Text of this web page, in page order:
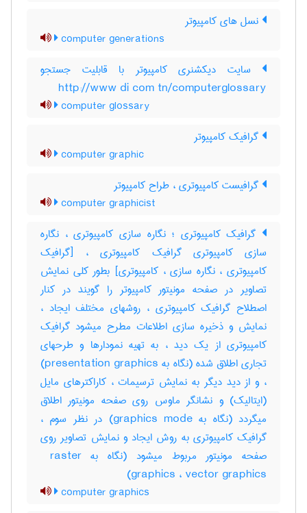
نسل های کامپیوتر
computer generations
سایت دیکشنری کامپیوتر با قابلیت جستجو
http://www di com tn/computerglossary
computer glossary
گرافیک کامپیوتر
computer graphic
گرافیست کامپیوتری ، طراح کامپیوتر
computer graphicist
گرافیک کامپیوتری ؛ نگاره سازی کامپیوتری ، نگاره
سازی کامپیوتری گرافیک کامپیوتری ، [گرافیک
کامپیوتری ، نگاره سازی ، کامپیوتری] بطور کلی نمایش
تصاویر در صفحه مونیتور کامپیوتر را گویند در کنار
اصطلاح گرافیک کامپیوتری ، روشهای مختلف ایجاد ،
نمایش و ذخیره سازی اطلاعات مطرح میشود گرافیک
کامپیوتری از یک دید ، به تهیه نمودارها و طرحهای
تجاری اطلاق شده (نگاه به ‎presentation graphics)
، و از دید دیگر به نمایش ترسیمات ، کاراکترهای مایل
(ایتالیک) و نشانگر ماوس روی صفحه مونیتور اطلاق
میگردد (نگاه به ‎graphics mode) در نظر سوم ،
گرافیک کامپیوتری به روش ایجاد و نمایش تصاویر روی
صفحه مونیتور مربوط میشود (نگاه به ‎ raster
graphics ، ‎vector graphics)
computer graphics